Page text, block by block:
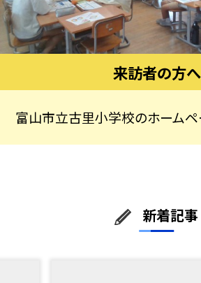
来訪者の方へ
富山市立古里小学校のホームペ
新着記事